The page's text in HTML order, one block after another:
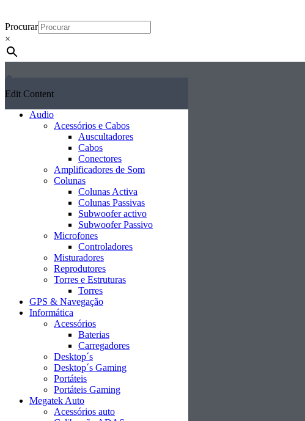
Procurar
×
Edit Content
Audio
Acessórios e Cabos
Auscultadores
Cabos
Conectores
Amplificadores de Som
Colunas
Colunas Activa
Colunas Passivas
Subwoofer activo
Subwoofer Passivo
Microfones
Controladores
Misturadores
Reprodutores
Torres e Estruturas
Torres
GPS & Navegação
Informática
Acessórios
Baterias
Carregadores
Desktop´s
Desktop´s Gaming
Portáteis
Portáteis Gaming
Megatek Auto
Acessórios auto